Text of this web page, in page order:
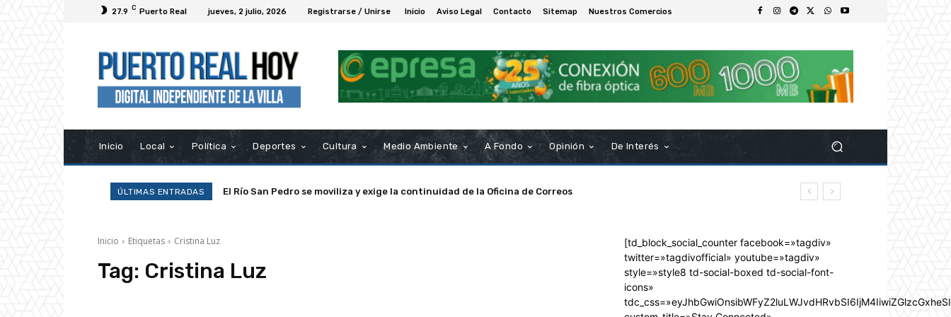
27.9 C Puerto Real jueves, 2 julio, 2026 Registrarse / Unirse Inicio Aviso Legal Contacto Sitemap Nuestros Comercios
Inicio Local Política Deportes Cultura Medio Ambiente A Fondo Opinión De Interés
ÚLTIMAS ENTRADAS El Río San Pedro se moviliza y exige la continuidad de la Oficina de Correos
Inicio Etiquetas Cristina Luz
Tag: Cristina Luz
[td_block_social_counter facebook=»tagdiv»
twitter=»tagdivofficial» youtube=»tagdiv»
style=»style8 td-social-boxed td-social-font-
icons»